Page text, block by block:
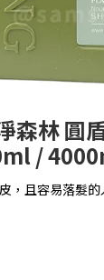
森林 圓
/
，且容易落髮的